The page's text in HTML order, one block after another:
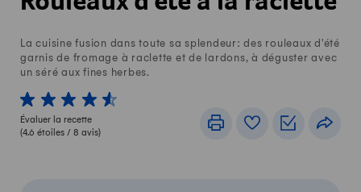
La cuisine fusion dans toute sa splendeur: des rouleaux d'été
garnis de fromage à raclette et de lardons, à déguster avec
un séré aux fines herbes.
1 von 5 étoiles
2 von 5 étoiles
3 von 5 étoiles
4 von 5 étoiles
5 von 5 étoiles
Évaluer la recette
(4.6 étoiles / 8 avis)
ImprimerLivre de recettes
Listes de